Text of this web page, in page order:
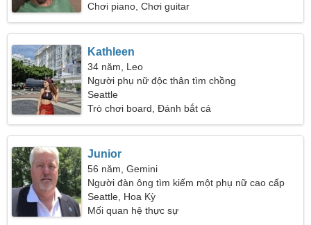
Chơi piano, Chơi guitar
Kathleen
34 năm, Leo
Người phụ nữ độc thân tìm chồng
Seattle
Trò chơi board, Đánh bắt cá
Junior
56 năm, Gemini
Người đàn ông tìm kiếm một phụ nữ cao cấp
Seattle, Hoa Kỳ
Mối quan hệ thực sự